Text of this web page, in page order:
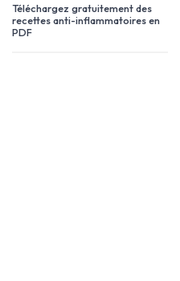
Téléchargez gratuitement des
recettes anti-inflammatoires en
PDF